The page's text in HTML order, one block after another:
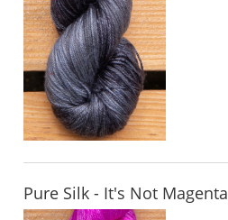
Pure Silk - It's Not Magenta